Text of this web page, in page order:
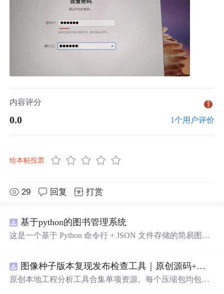
内容评分
0.0 1个用户评价
给本帖投票
29 回复 打赏
基于python的图书管理系统
这是一个基于 Python 命令行 + JSON 文件存储的简易图书
添加、删除、修改、搜索（按书名/作者/ISBN），每本书
记录馆藏总数和当前可借数量。 学生管理：支持学生信息
图像种子版本复现发布检查工具｜原创源码+测试+离线报告
原创本地工程分析工具合集单项资源。每个压缩包均包含